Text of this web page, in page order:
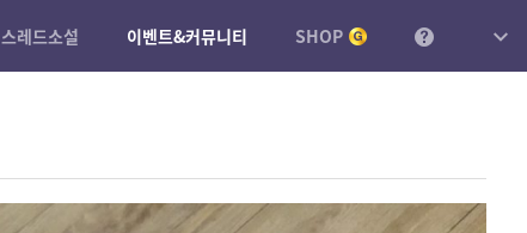
스레드소설 이벤트&커뮤니티 SHOP